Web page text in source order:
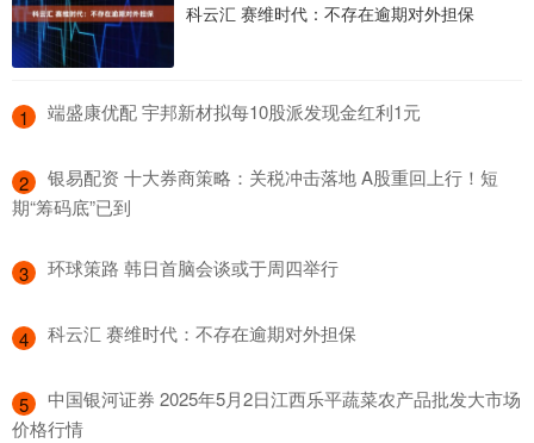
科云汇 赛维时代：不存在逾期对外担保
1 ​端盛康优配 宇邦新材拟每10股派发现金红利1元
2
​银易配资 十大券商策略：关税冲击落地 A股重回上行！短
期“筹码底”已到
3 ​环球策路 韩日首脑会谈或于周四举行
4 ​科云汇 赛维时代：不存在逾期对外担保
5
​中国银河证券 2025年5月2日江西乐平蔬菜农产品批发大市场
价格行情